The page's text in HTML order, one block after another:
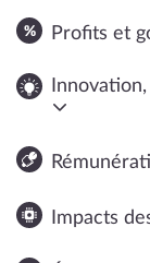
Profits et
Impacts